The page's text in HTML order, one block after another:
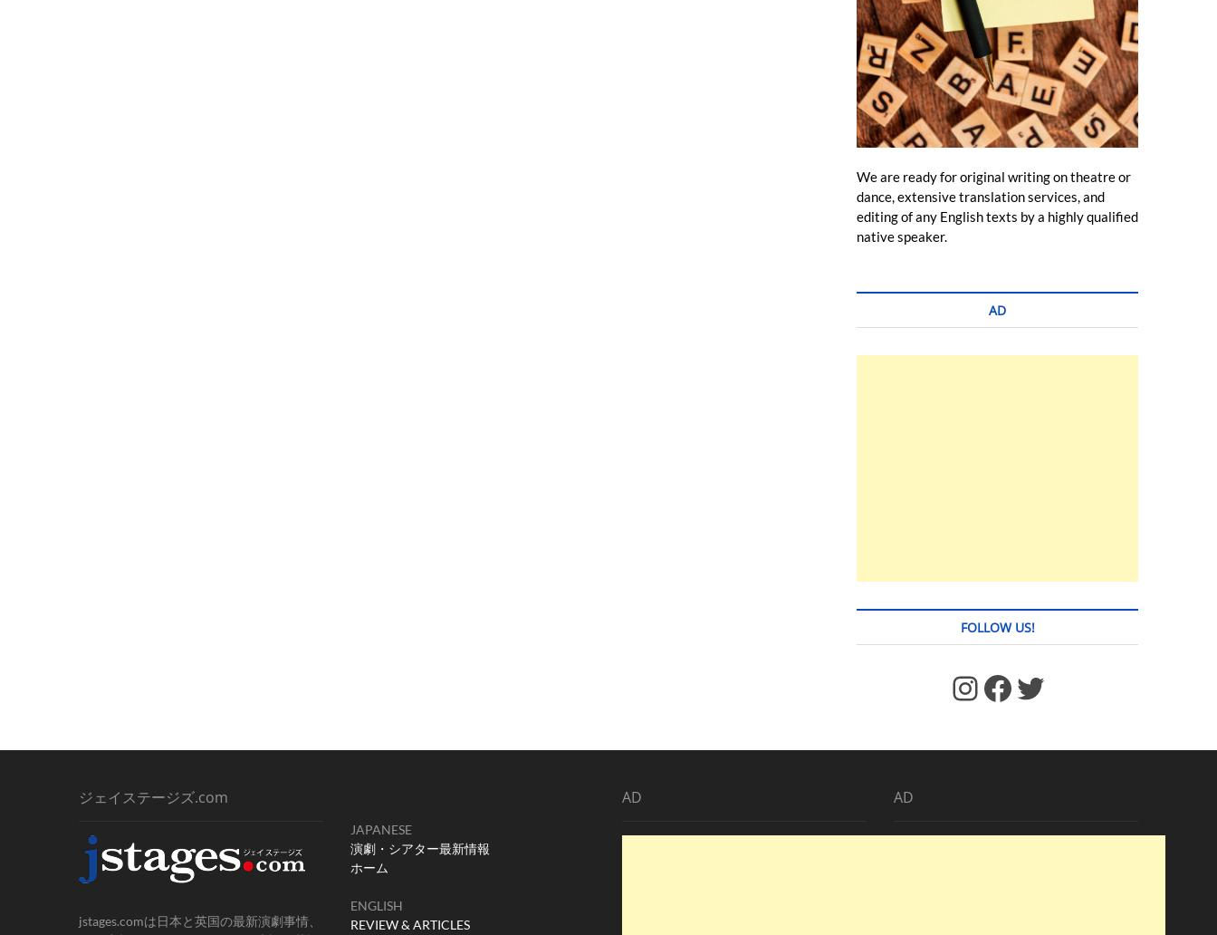
We are ready for original writing on theatre or
dance, extensive translation services, and
editing of any English texts by a highly qualified
native speaker.
AD
FOLLOW US!
https://www.facebook.com/jstages/ Facebook Twitter
ジェイステージズ.com
jstages.comは日本と英国の最新演劇事情、
JAPANESE
演劇・シアター最新情報
ホーム
ENGLISH
REVIEW & ARTICLES
AD AD